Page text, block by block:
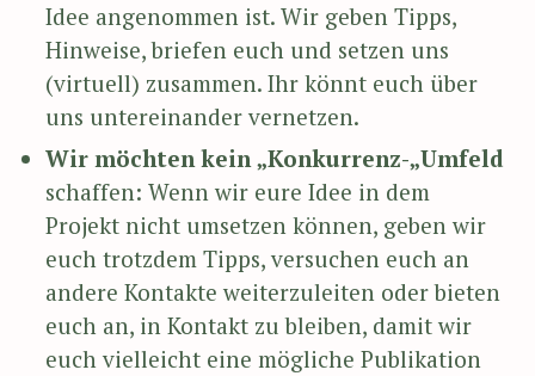
Idee angenommen ist. Wir geben Tipps,
Hinweise, briefen euch und setzen uns
(virtuell) zusammen. Ihr könnt euch über
uns untereinander vernetzen.
Wir möchten kein „Konkurrenz-„Umfeld
schaffen: Wenn wir eure Idee in dem
Projekt nicht umsetzen können, geben wir
euch trotzdem Tipps, versuchen euch an
andere Kontakte weiterzuleiten oder bieten
euch an, in Kontakt zu bleiben, damit wir
euch vielleicht eine mögliche Publikation